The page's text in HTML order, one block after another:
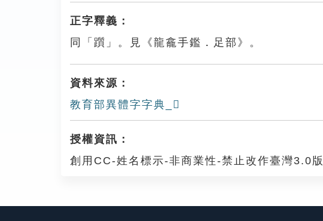
正字釋義：
同「躓」。見《龍龕手鑑．足部》。
資料來源：
教育部異體字字典_𨆦
授權資訊：
創用CC-姓名標示-非商業性-禁止改作臺灣3.0